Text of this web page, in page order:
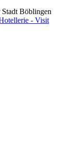
Böblingen
- Visit